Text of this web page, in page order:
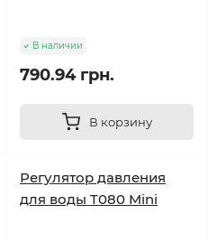
В наличии
790.94 грн.
В корзину
Регулятор давления
для воды T080 Mini